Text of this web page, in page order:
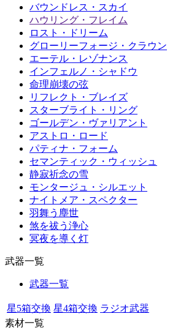
バウンドレス・スカイ
ハウリング・フレイム
ロスト・ドリーム
グローリーフォージ・クラウン
エーテル・レゾナンス
インフェルノ・シャドウ
命理崩壊の弦
リフレクト・ブレイズ
スターブライト・リング
ゴールデン・ヴァリアント
アストロ・ロード
パティナ・フォーム
セマンティック・ウィッシュ
静寂祈念の雪
モンタージュ・シルエット
ナイトメア・スペクター
羽舞う塵世
煞を祓う浄心
冥夜を導く灯
武器一覧
武器一覧
星5箱交換 星4箱交換 ラジオ武器
素材一覧